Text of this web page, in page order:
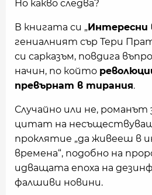
Но какво следва?
В книгата си „Интересни
гениалният сър Тери
си сарказъм, повдига
начин, по който
превърнат в тирания.
Случайно или не, романът
цитат на
проклятие „да живееш в
времена“, подобно на
идващата епоха на
фалшиви новини.